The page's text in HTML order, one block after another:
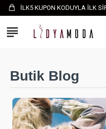
İLK5 KUPON KODUYLA İLK
Butik Blog